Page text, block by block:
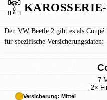
Den VW Beetle 2 gibt es als
für spezifische Versicherungsdaten:
7
2×
Versicherung: Mittel